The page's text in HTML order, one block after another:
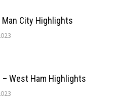
City Highlights
West Ham Highlights